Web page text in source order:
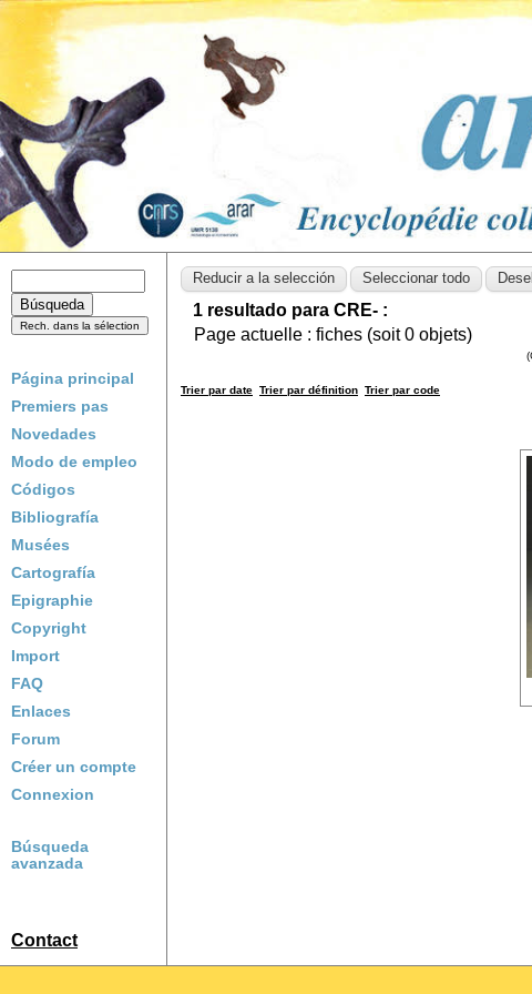
Página principal
Premiers pas
Novedades
Modo de empleo
Códigos
Bibliografía
Musées
Cartografía
Epigraphie
Copyright
Import
FAQ
Enlaces
Forum
Créer un compte
Connexion
Búsqueda
avanzada
Contact
1 resultado para CRE- :
Page actuelle : fiches (soit0 objets)
Trier par date Trier par définition Trier par code